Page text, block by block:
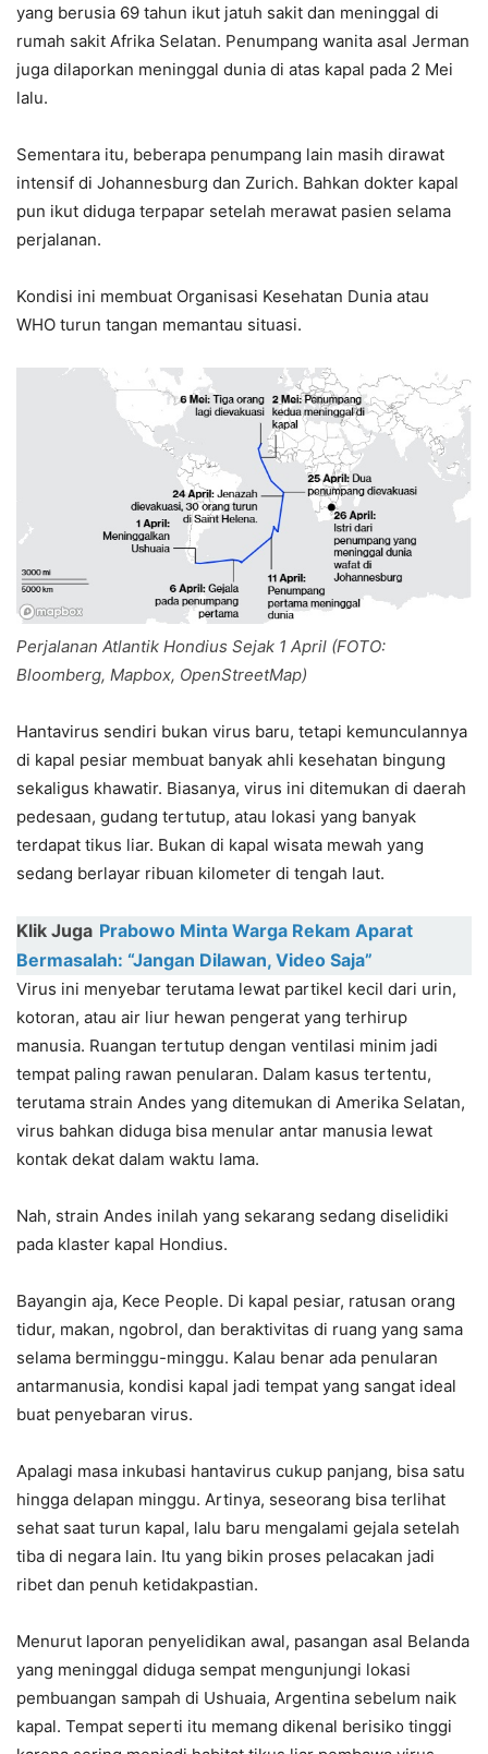
yang berusia 69 tahun ikut jatuh sakit dan meninggal di
rumah sakit Afrika Selatan. Penumpang wanita asal Jerman
juga dilaporkan meninggal dunia di atas kapal pada 2 Mei
lalu.
Sementara itu, beberapa penumpang lain masih dirawat
intensif di Johannesburg dan Zurich. Bahkan dokter kapal
pun ikut diduga terpapar setelah merawat pasien selama
perjalanan.
Kondisi ini membuat Organisasi Kesehatan Dunia atau
WHO turun tangan memantau situasi.
Perjalanan Atlantik Hondius Sejak 1 April (FOTO:
Bloomberg, Mapbox, OpenStreetMap)
Hantavirus sendiri bukan virus baru, tetapi kemunculannya
di kapal pesiar membuat banyak ahli kesehatan bingung
sekaligus khawatir. Biasanya, virus ini ditemukan di daerah
pedesaan, gudang tertutup, atau lokasi yang banyak
terdapat tikus liar. Bukan di kapal wisata mewah yang
sedang berlayar ribuan kilometer di tengah laut.
Klik Juga Prabowo Minta Warga Rekam Aparat
Bermasalah: “Jangan Dilawan, Video Saja”
Virus ini menyebar terutama lewat partikel kecil dari urin,
kotoran, atau air liur hewan pengerat yang terhirup
manusia. Ruangan tertutup dengan ventilasi minim jadi
tempat paling rawan penularan. Dalam kasus tertentu,
terutama strain Andes yang ditemukan di Amerika Selatan,
virus bahkan diduga bisa menular antar manusia lewat
kontak dekat dalam waktu lama.
Nah, strain Andes inilah yang sekarang sedang diselidiki
pada klaster kapal Hondius.
Bayangin aja, Kece People. Di kapal pesiar, ratusan orang
tidur, makan, ngobrol, dan beraktivitas di ruang yang sama
selama berminggu-minggu. Kalau benar ada penularan
antarmanusia, kondisi kapal jadi tempat yang sangat ideal
buat penyebaran virus.
Apalagi masa inkubasi hantavirus cukup panjang, bisa satu
hingga delapan minggu. Artinya, seseorang bisa terlihat
sehat saat turun kapal, lalu baru mengalami gejala setelah
tiba di negara lain. Itu yang bikin proses pelacakan jadi
ribet dan penuh ketidakpastian.
Menurut laporan penyelidikan awal, pasangan asal Belanda
yang meninggal diduga sempat mengunjungi lokasi
pembuangan sampah di Ushuaia, Argentina sebelum naik
kapal. Tempat seperti itu memang dikenal berisiko tinggi